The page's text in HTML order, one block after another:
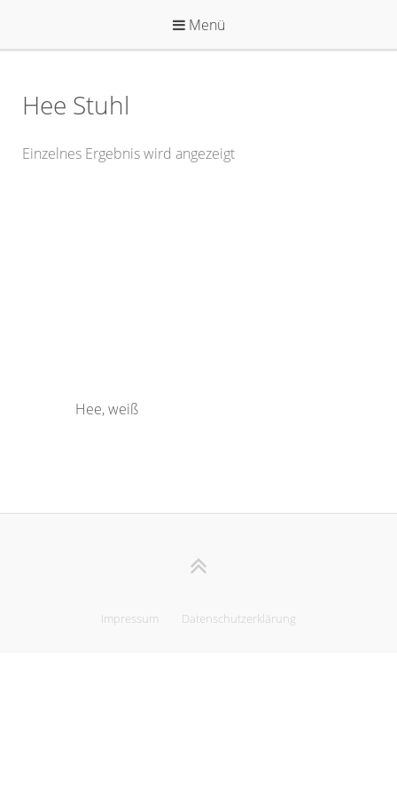
springen
Menü
Hee Stuhl
Einzelnes Ergebnis wird angezeigt
Hee, weiß
Impressum Datenschutzerklärung